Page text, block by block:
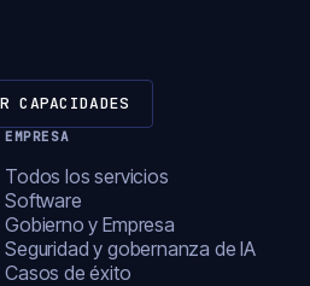
CAPACIDADES
EMPRESA
Todos los servicios
Software
Gobierno y Empresa
Seguridad y gobernanza de IA
Casos de éxito